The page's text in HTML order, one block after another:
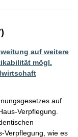
auf weitere
mögl.
auf
Verpflegung.
Verpflegung, wie es